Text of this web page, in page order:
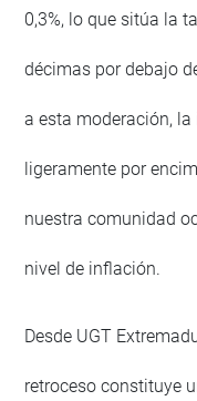
0,3%, lo que sitúa la
décimas por debajo
a esta moderación,
ligeramente por
nuestra comunidad
nivel de inflación.
Desde UGT
retroceso constituye